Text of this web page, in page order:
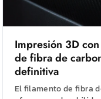
Impresión 3D
de fibra de
definitiva
El filamento de fibra